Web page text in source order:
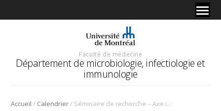
Faculté de médecine
Département de microbiologie, infectiologie et
immunologie
Accueil / Calendrier/ Séminaire de recherche – Axe immunopathologie